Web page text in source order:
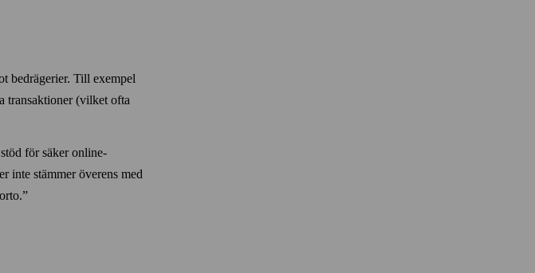
bedrägerier. Till exempel
transaktioner (vilket ofta
för säker online­
inte stämmer överens med